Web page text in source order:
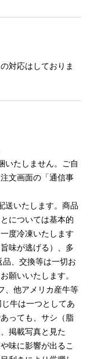
対応はしておりま
いたしません。ご自
文画面の「通信事
送いたします。商品
については基本的
度冷凍いたします
味が逃げる）、多
、交換等は一切お
願いいたします。
、他アメリカ産牛等
牛は一つとしてあ
っても、サシ（脂
掲載写真と見た
味に影響が出るこ